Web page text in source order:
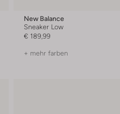
New Balance
Sneaker Low
€ 189,99
+ mehr farben